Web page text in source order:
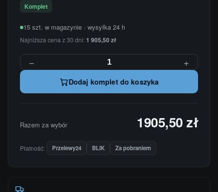
Komplet
15 szt. w magazynie · wysyłka 24 h
Najniższa cena z 30 dni:1 905,50 zł
− +
Dodaj komplet do koszyka
Razem za wybór 1905,50 zł
Płatność: Przelewy24 BLIK Za pobraniem